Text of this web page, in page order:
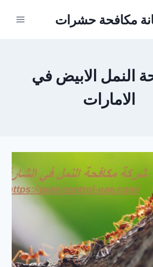
مكافحة حشرات
النمل الابيض في
الامارات